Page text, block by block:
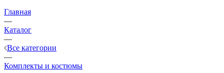
Главная
—
Каталог
—
Все категории
—
Комплекты и костюмы